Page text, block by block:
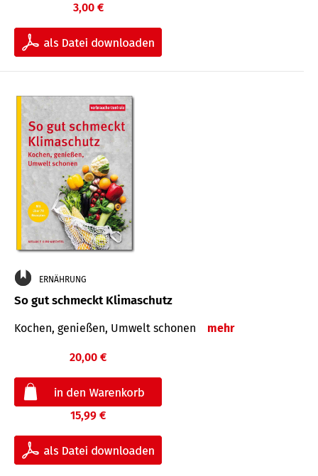
3,00 €
ERNÄHRUNG
So gut schmeckt Klimaschutz
Kochen, genießen, Umwelt schonen mehr
20,00 €
15,99 €